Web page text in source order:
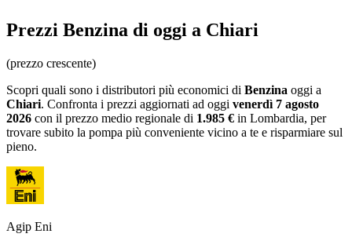
Prezzi Benzina di oggi a Chiari
(prezzo crescente)
Scopri quali sono i distributori più economici di Benzina oggi a
Chiari. Confronta i prezzi aggiornati ad oggi venerdì 7 agosto
2026 con il prezzo medio regionale di 1.985 € in Lombardia, per
trovare subito la pompa più conveniente vicino a te e risparmiare sul
pieno.
Agip Eni